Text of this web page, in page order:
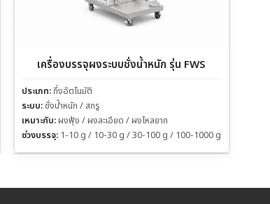
เครื่องบรรจุผงระบบชั่งน้ำหนัก รุ่น FWS
ประเภท:กึ่งอัตโนมัติ
ระบบ:ชั่งน้ำหนัก / สกรู
เหมาะกับ:ผงฟุ้ง / ผงละเอียด / ผงไหลยาก
ช่วงบรรจุ: 1-10 g / 10-30 g / 30-100 g / 100-1000 g